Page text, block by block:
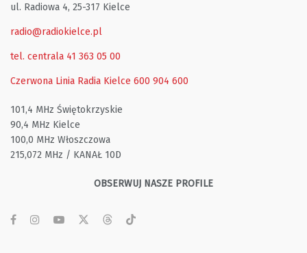
ul. Radiowa 4, 25-317 Kielce
radio@radiokielce.pl
tel. centrala 41 363 05 00
Czerwona Linia Radia Kielce 600 904 600
101,4 MHz Świętokrzyskie
90,4 MHz Kielce
100,0 MHz Włoszczowa
215,072 MHz / KANAŁ 10D
OBSERWUJ NASZE PROFILE